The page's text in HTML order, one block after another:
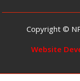
Copyright ©
Website